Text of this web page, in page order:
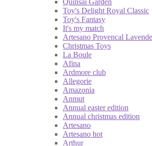
Toy's Delight Royal Classic
Toy's Fantasy
It's my match
Artesano Provencal
Christmas Toys
La Boule
Afina
Ardmore club
Allegorie
Amazonia
Anmut
Annual easter edition
Annual christmas edition
Artesano
Artesano hot
Arthur